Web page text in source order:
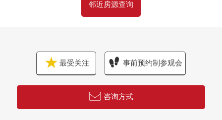
邻近房源查询
最受关注 事前预约制参观会
咨询方式